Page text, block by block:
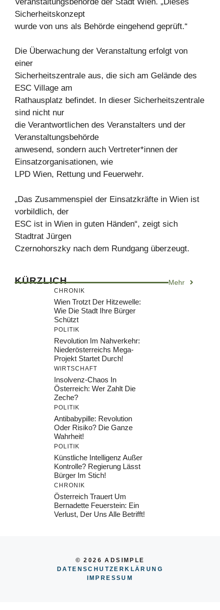
Sicherheitskonzept
wurde von uns als Behörde eingehend geprüft.“
Die Überwachung der Veranstaltung erfolgt von
einer
Sicherheitszentrale aus, die sich am Gelände des
ESC Village am
Rathausplatz befindet. In dieser Sicherheitszentrale
sind nicht nur
die Verantwortlichen des Veranstalters und der
Veranstaltungsbehörde
anwesend, sondern auch Vertreter*innen der
Einsatzorganisationen, wie
LPD Wien, Rettung und Feuerwehr.
„Das Zusammenspiel der Einsatzkräfte in Wien ist
vorbildlich, der
ESC ist in Wien in guten Händen“, zeigt sich
Stadtrat Jürgen
Czernohorszky nach dem Rundgang überzeugt.
KÜRZLICH Mehr
CHRONIK
Wien Trotzt Der Hitzewelle:
Wie Die Stadt Ihre Bürger
Schützt
POLITIK
Revolution Im Nahverkehr:
Niederösterreichs Mega-
Projekt Startet Durch!
WIRTSCHAFT
Insolvenz-Chaos In
Österreich: Wer Zahlt Die
Zeche?
POLITIK
Antibabypille: Revolution
Oder Risiko? Die Ganze
Wahrheit!
POLITIK
Künstliche Intelligenz Außer
Kontrolle? Regierung Lässt
Bürger Im Stich!
CHRONIK
Österreich Trauert Um
Bernadette Feuerstein: Ein
Verlust, Der Uns Alle Betrifft!
© 2026 ADSIMPLE
DATENSCHUTZERKLÄRUNG
IMPRESSU M